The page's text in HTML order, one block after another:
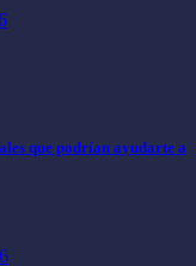
que podrían ayudarte a